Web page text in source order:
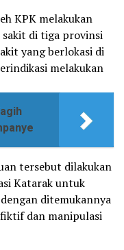
KPK melakukan
sakit di tiga provinsi
yang berlokasi di
melakukan
tersebut dilakukan
Katarak untuk
ditemukannya
dan manipulasi